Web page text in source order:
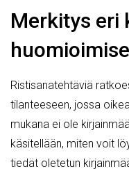
Merkitys eri
Ristisanatehtäviä
tilanteeseen, jossa
mukana ei ole
käsitellään, miten voit
tiedät oletetun